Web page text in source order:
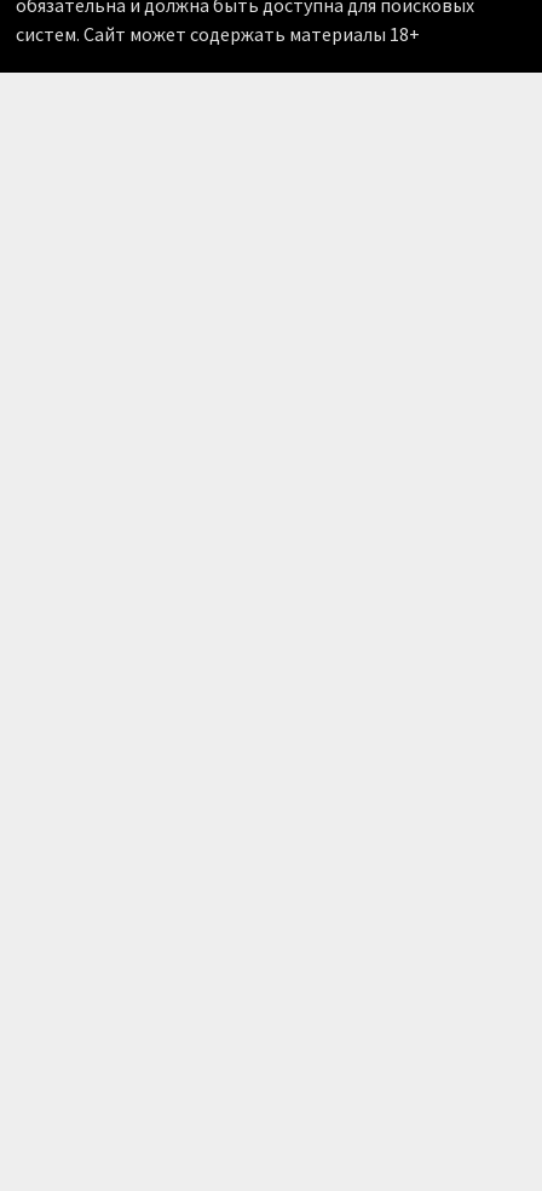
систем. Сайт может содержать материалы 18+